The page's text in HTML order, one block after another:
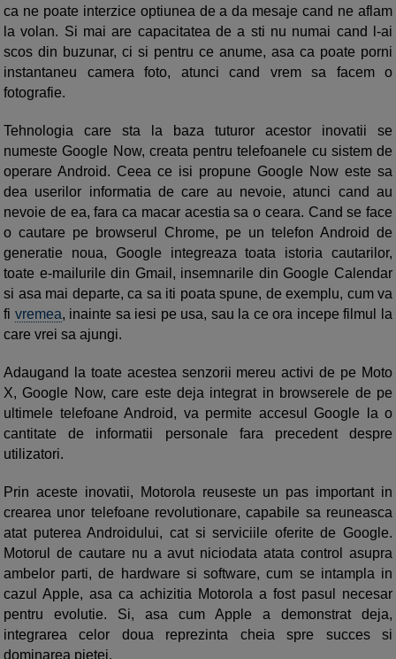
ca ne poate interzice optiunea de a da mesaje cand ne aflam
la volan. Si mai are capacitatea de a sti nu numai cand l-ai
scos din buzunar, ci si pentru ce anume, asa ca poate porni
instantaneu camera foto, atunci cand vrem sa facem o
fotografie.
Tehnologia care sta la baza tuturor acestor inovatii se
numeste Google Now, creata pentru telefoanele cu sistem de
operare Android. Ceea ce isi propune Google Now este sa
dea userilor informatia de care au nevoie, atunci cand au
nevoie de ea, fara ca macar acestia sa o ceara. Cand se face
o cautare pe browserul Chrome, pe un telefon Android de
generatie noua, Google integreaza toata istoria cautarilor,
toate e-mailurile din Gmail, insemnarile din Google Calendar
si asa mai departe, ca sa iti poata spune, de exemplu, cum va
fi vremea, inainte sa iesi pe usa, sau la ce ora incepe filmul la
care vrei sa ajungi.
Adaugand la toate acestea senzorii mereu activi de pe Moto
X, Google Now, care este deja integrat in browserele de pe
ultimele telefoane Android, va permite accesul Google la o
cantitate de informatii personale fara precedent despre
utilizatori.
Prin aceste inovatii, Motorola reuseste un pas important in
crearea unor telefoane revolutionare, capabile sa reuneasca
atat puterea Androidului, cat si serviciile oferite de Google.
Motorul de cautare nu a avut niciodata atata control asupra
ambelor parti, de hardware si software, cum se intampla in
cazul Apple, asa ca achizitia Motorola a fost pasul necesar
pentru evolutie. Si, asa cum Apple a demonstrat deja,
integrarea celor doua reprezinta cheia spre succes si
dominarea pietei.